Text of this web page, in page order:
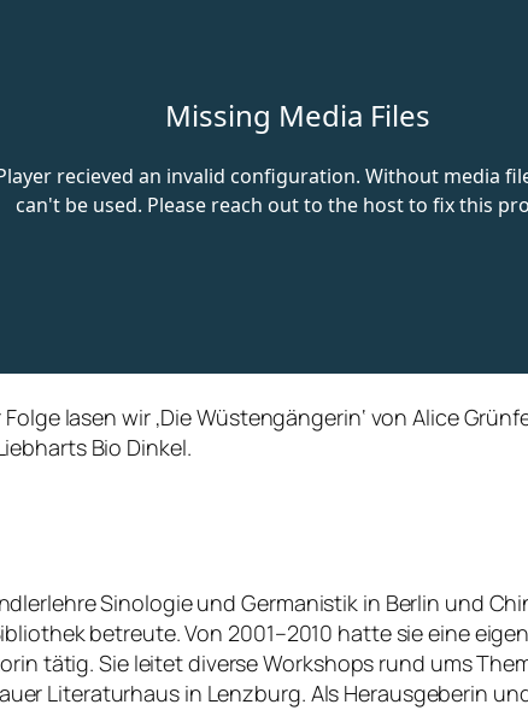
lasen wir ‚Die Wüstengängerin‘ von Alice
Bio Dinkel.
Sinologie und Germanistik in Berlin und
betreute. Von 2001–2010 hatte sie eine
tätig. Sie leitet diverse Workshops rund ums
Literaturhaus in Lenzburg. Als Herausgeberin